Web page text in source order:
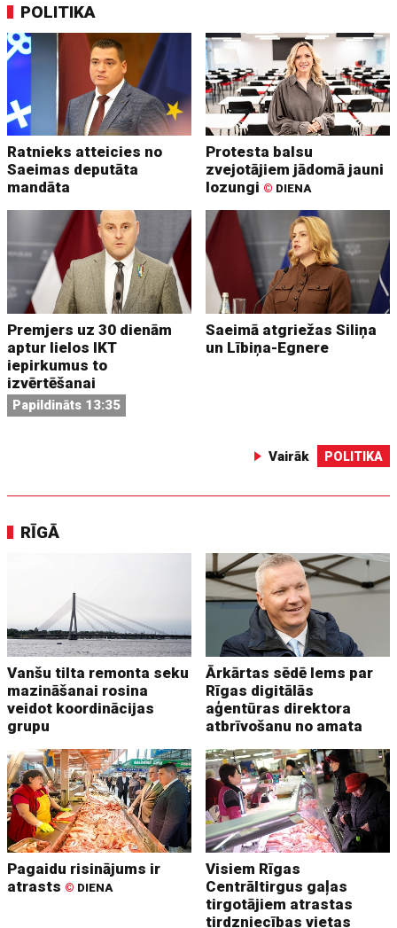
POLITIKA
Ratnieks atteicies no
Saeimas deputāta
mandāta
Protesta balsu
zvejotājiem jādomā jauni
lozungi © DIENA
Premjers uz 30 dienām
aptur lielos IKT
iepirkumus to
izvērtēšanai
Papildināts 13:35
Saeimā atgriežas Siliņa
un Lībiņa-Egnere
Vairāk POLITIKA
RĪGĀ
Vanšu tilta remonta seku
mazināšanai rosina
veidot koordinācijas
grupu
Ārkārtas sēdē lems par
Rīgas digitālās
aģentūras direktora
atbrīvošanu no amata
Pagaidu risinājums ir
atrasts © DIENA
Visiem Rīgas
Centrāltirgus gaļas
tirgotājiem atrastas
tirdzniecības vietas